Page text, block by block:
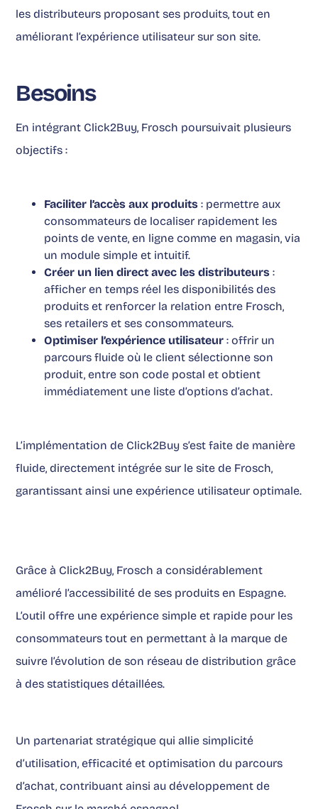
les distributeurs proposant ses produits, tout en
améliorant l’expérience utilisateur sur son site.
Besoins
En intégrant Click2Buy, Frosch poursuivait plusieurs
objectifs :
Faciliter l’accès aux produits : permettre aux
consommateurs de localiser rapidement les
points de vente, en ligne comme en magasin, via
un module simple et intuitif.
Créer un lien direct avec les distributeurs :
afficher en temps réel les disponibilités des
produits et renforcer la relation entre Frosch,
ses retailers et ses consommateurs.
Optimiser l’expérience utilisateur : offrir un
parcours fluide où le client sélectionne son
produit, entre son code postal et obtient
immédiatement une liste d’options d’achat.
L’implémentation de Click2Buy s’est faite de manière
fluide, directement intégrée sur le site de Frosch,
garantissant ainsi une expérience utilisateur optimale.
Grâce à Click2Buy, Frosch a considérablement
amélioré l’accessibilité de ses produits en Espagne.
L’outil offre une expérience simple et rapide pour les
consommateurs tout en permettant à la marque de
suivre l’évolution de son réseau de distribution grâce
à des statistiques détaillées.
Un partenariat stratégique qui allie simplicité
d’utilisation, efficacité et optimisation du parcours
d’achat, contribuant ainsi au développement de